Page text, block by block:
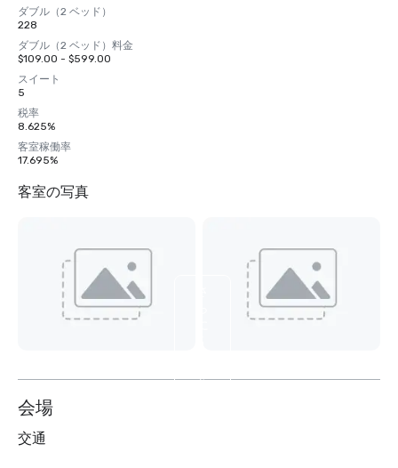
ダブル（2 ベッド）
228
ダブル（2 ベッド）料金
$109.00 - $599.00
スイート
5
税率
8.625%
客室稼働率
17.695%
客室の写真
を
会場
交通